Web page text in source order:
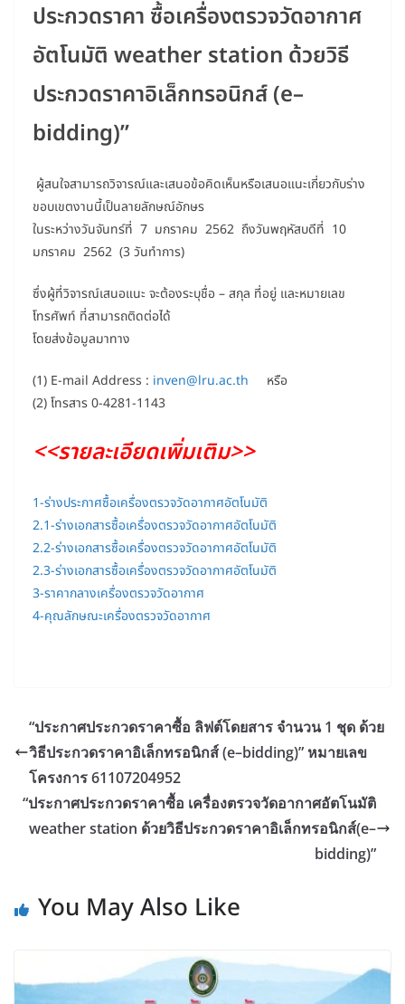
ประกวดราคา ซื้อเครื่องตรวจวัดอากาศ
อัตโนมัติ weather station ด้วยวิธี
ประกวดราคาอิเล็กทรอนิกส์(e–
bidding)”
ผู้สนใจสามารถวิจารณ์และเสนอข้อคิดเห็นหรือเสนอแนะเกี่ยวกับร่าง
ขอบเขตงานนี้เป็นลายลักษณ์อักษร
ในระหว่างวันจันทร์ที่ 7 มกราคม 2562 ถึงวันพฤหัสบดีที่ 10
มกราคม 2562 (3 วันทำการ)
ซึ่งผู้ที่วิจารณ์เสนอแนะ จะต้องระบุชื่อ – สกุล ที่อยู่ และหมายเลข
โทรศัพท์ ที่สามารถติดต่อได้
โดยส่งข้อมูลมาทาง
(1) E-mail Address : inven@lru.ac.th หรือ
(2) โทรสาร 0-4281-1143
<<รายละเอียดเพิ่มเติม>>
1-ร่างประกาศซื้อเครื่องตรวจวัดอากาศอัตโนมัติ
2.1-ร่างเอกสารซื้อเครื่องตรวจวัดอากาศอัตโนมัติ
2.2-ร่างเอกสารซื้อเครื่องตรวจวัดอากาศอัตโนมัติ
2.3-ร่างเอกสารซื้อเครื่องตรวจวัดอากาศอัตโนมัติ
3-ราคากลางเครื่องตรวจวัดอากาศ
4-คุณลักษณะเครื่องตรวจวัดอากาศ
“ประกาศประกวดราคาซื้อ ลิฟต์โดยสาร จำนวน 1 ชุด ด้วย
วิธีประกวดราคาอิเล็กทรอนิกส์ (e–bidding)” หมายเลข
โครงการ 61107204952
“ประกาศประกวดราคาซื้อ เครื่องตรวจวัดอากาศอัตโนมัติ
weather station ด้วยวิธีประกวดราคาอิเล็กทรอนิกส์(e–
bidding)”
You May Also Like